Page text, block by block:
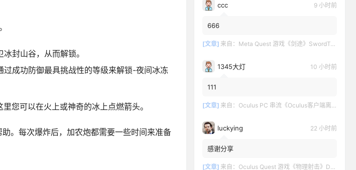
封山谷，从而解锁。
成功防御最具挑战性的等级来解锁-夜间冰冻
您可以在火上或神奇的冰上点燃箭头。
。每次爆炸后，加农炮都需要一些时间来准备
ccc 9 小时前
666
[文章] 来自： Meta Quest 游戏《剑途》SwordTrip
1345大灯 10 小时前
111
[文章] 来自： Oculus PC 串流《Oculus客户端离线版》最新版下载
luckying 22 小时前
感谢分享
[文章] 来自： Oculus Quest 游戏《物理射击》DOWNSHOT